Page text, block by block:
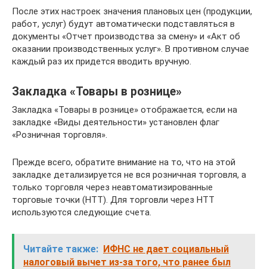
После этих настроек значения плановых цен (продукции,
работ, услуг) будут автоматически подставляться в
документы «Отчет производства за смену» и «Акт об
оказании производственных услуг». В противном случае
каждый раз их придется вводить вручную.
Закладка «Товары в рознице»
Закладка «Товары в рознице» отображается, если на
закладке «Виды деятельности» установлен флаг
«Розничная торговля».
Прежде всего, обратите внимание на то, что на этой
закладке детализируется не вся розничная торговля, а
только торговля через неавтоматизированные
торговые точки (НТТ). Для торговли через НТТ
используются следующие счета.
Читайте также: ИФНС не дает социальный
налоговый вычет из-за того, что ранее был